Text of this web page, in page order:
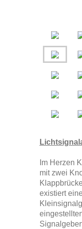
Im Herzen
mit zwei
existiert